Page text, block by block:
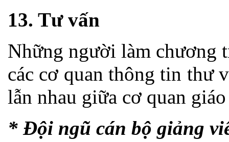
13. Tư vấn
Những người làm chương
các cơ quan thông tin thư
lẫn nhau giữa cơ quan
* Đội ngũ cán bộ giảng